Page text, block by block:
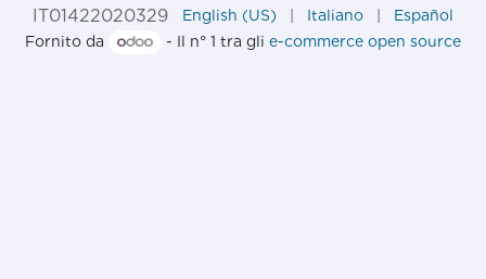
IT01422020329
English (US) Italiano
Español
Fornito da
- Il n° 1 tra gli e-commerce open source